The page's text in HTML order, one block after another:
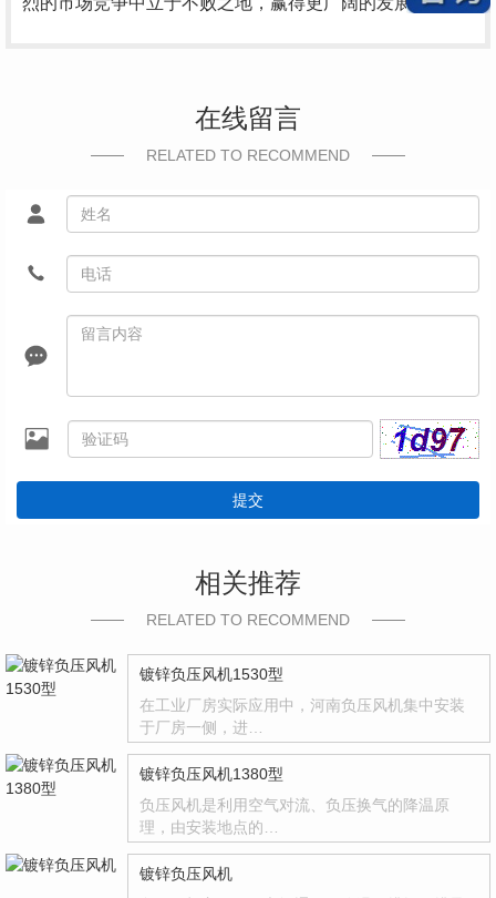
在线留言
RELATED TO RECOMMEND
提交
相关推荐
RELATED TO RECOMMEND
镀锌负压风机1530型
在工业厂房实际应用中，河南负压风机集中安装
于厂房一侧，进…
镀锌负压风机1380型
负压风机是利用空气对流、负压换气的降温原
理，由安装地点的…
镀锌负压风机